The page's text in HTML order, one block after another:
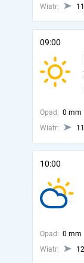
Wiatr:
09:00
Opad: 0 mm
Wiatr:
10:00
Opad: 0 mm
Wiatr: